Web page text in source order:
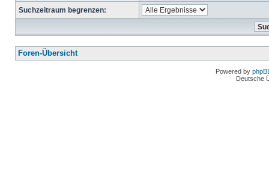
Suchzeitraum begrenzen:
Foren-Übersicht
Powered by
Deutsche